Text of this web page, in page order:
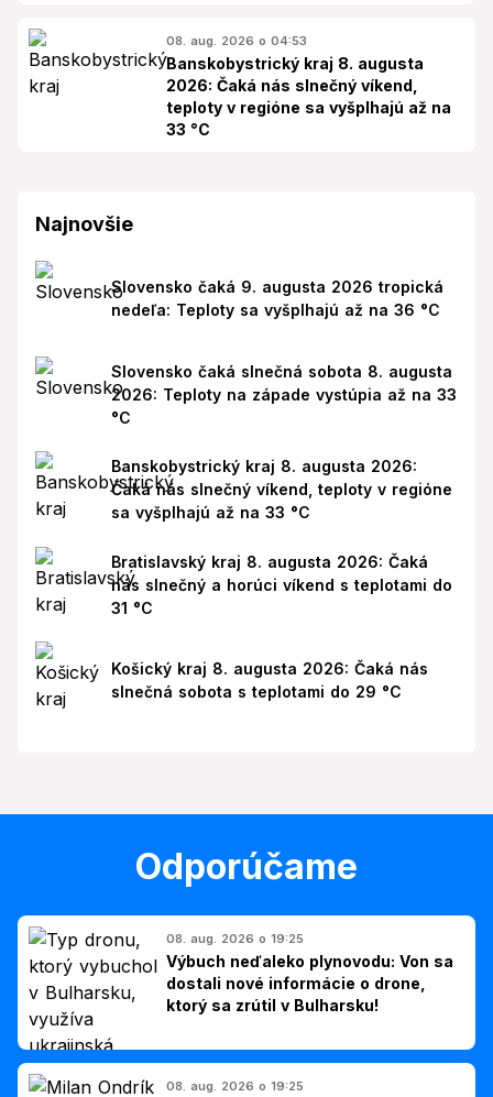
08. aug. 2026 o 04:53
Banskobystrický kraj 8. augusta
2026: Čaká nás slnečný víkend,
teploty v regióne sa vyšplhajú až na
33 °C
Najnovšie
Slovensko čaká 9. augusta 2026 tropická
nedeľa: Teploty sa vyšplhajú až na 36 °C
Slovensko čaká slnečná sobota 8. augusta
2026: Teploty na západe vystúpia až na 33
°C
Banskobystrický kraj 8. augusta 2026:
Čaká nás slnečný víkend, teploty v regióne
sa vyšplhajú až na 33 °C
Bratislavský kraj 8. augusta 2026: Čaká
nás slnečný a horúci víkend s teplotami do
31 °C
Košický kraj 8. augusta 2026: Čaká nás
slnečná sobota s teplotami do 29 °C
Odporúčame
08. aug. 2026 o 19:25
Výbuch neďaleko plynovodu: Von sa
dostali nové informácie o drone,
ktorý sa zrútil v Bulharsku!
08. aug. 2026 o 19:25